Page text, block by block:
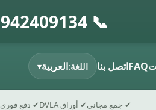
📞 01942409134
FAQاتصل بنا اللغة:العربية▾
✔ جمع مجاني✔ أوراق DVLA ✔ دفع فوري